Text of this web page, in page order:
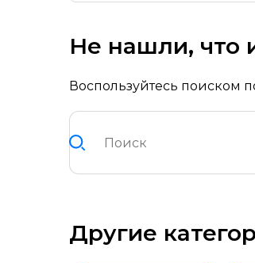
Не нашли, что
Воспользуйтесь поиском
Другие